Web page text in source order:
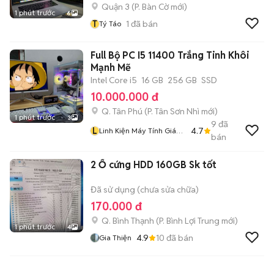
1 phút trước 6
Quận 3 (P. Bàn Cờmới)
T Tý Táo 1 đã bán
1 phút trước 3
Full Bộ PC I5 11400 Trắng Tinh Khôi
Mạnh Mẽ
Intel Core i5 16 GB 256 GB SSD
10.000.000 đ
Q. Tân Phú (P. Tân Sơn Nhì mới)
L Linh Kiện Máy Tính Giá
4.7
9 đã
bán
1 phút trước 4
2 Ổ cứng HDD 160GB Sk tốt
Đã sử dụng (chưa sửa chữa)
170.000 đ
Q. Bình Thạnh (P. Bình Lợi Trung mới)
Gia Thiện 4.9 10 đã bán